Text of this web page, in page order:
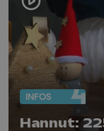
INFOS
Hannut: